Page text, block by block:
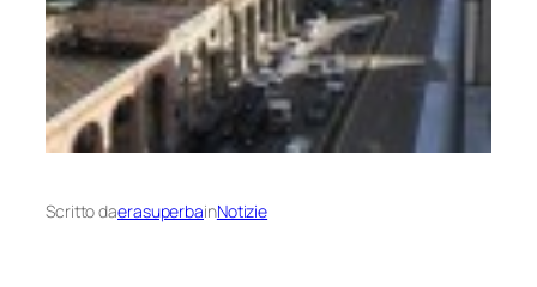
Scritto daerasuperbainNotizie